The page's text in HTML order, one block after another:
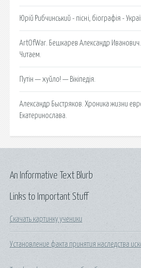
Юрій Рибчинський - пісні, біографія -
ArtOfWar. Бешкарев Александр Иванович.
Читаем.
Путін — хуйло! — Вікіпедія.
Александр Быстряков. Хроника жизни
Екатеринослава.
Links to Important Stuff
Скачать картинку ученики
Установление факта принятия наследства
An Informative Text Blurb